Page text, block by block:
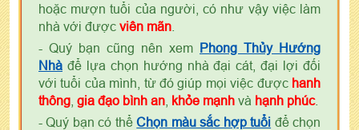
hoặc mượn tuổi của người, có như vậy việc làm
nhà với được viên mãn
- Quý bạn cũng nên xem Phong Thủy Hướng
Nhà để lựa chọn hướng nhà đại cát, đại lợi đối
với tuổi của mình, từ đó giúp mọi việc được hanh
thông gia đạo bình an khỏe mạnh và hạnh phúc.
- Quý bạn có thểChọn màu sắc hợp tuổi để chọn